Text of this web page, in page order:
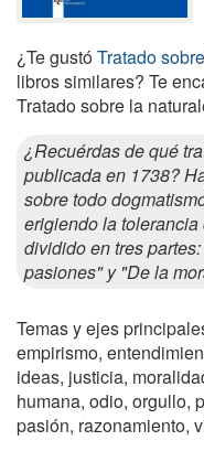
¿Te gustóTratado
libros similares? Te
Tratado sobre la
¿Recuérdas de qué
publicada en 1738?
sobre todo
erigiendo la
dividido en tres
pasiones" y "De la
Temas y ejes
empirismo,
ideas, justicia,
humana, odio, orgullo,
pasión, razonamiento,